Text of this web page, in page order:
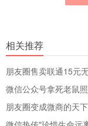
相关推荐
朋友圈售卖联通15元
微信公众号拿死老鼠
朋友圈变成微商的天